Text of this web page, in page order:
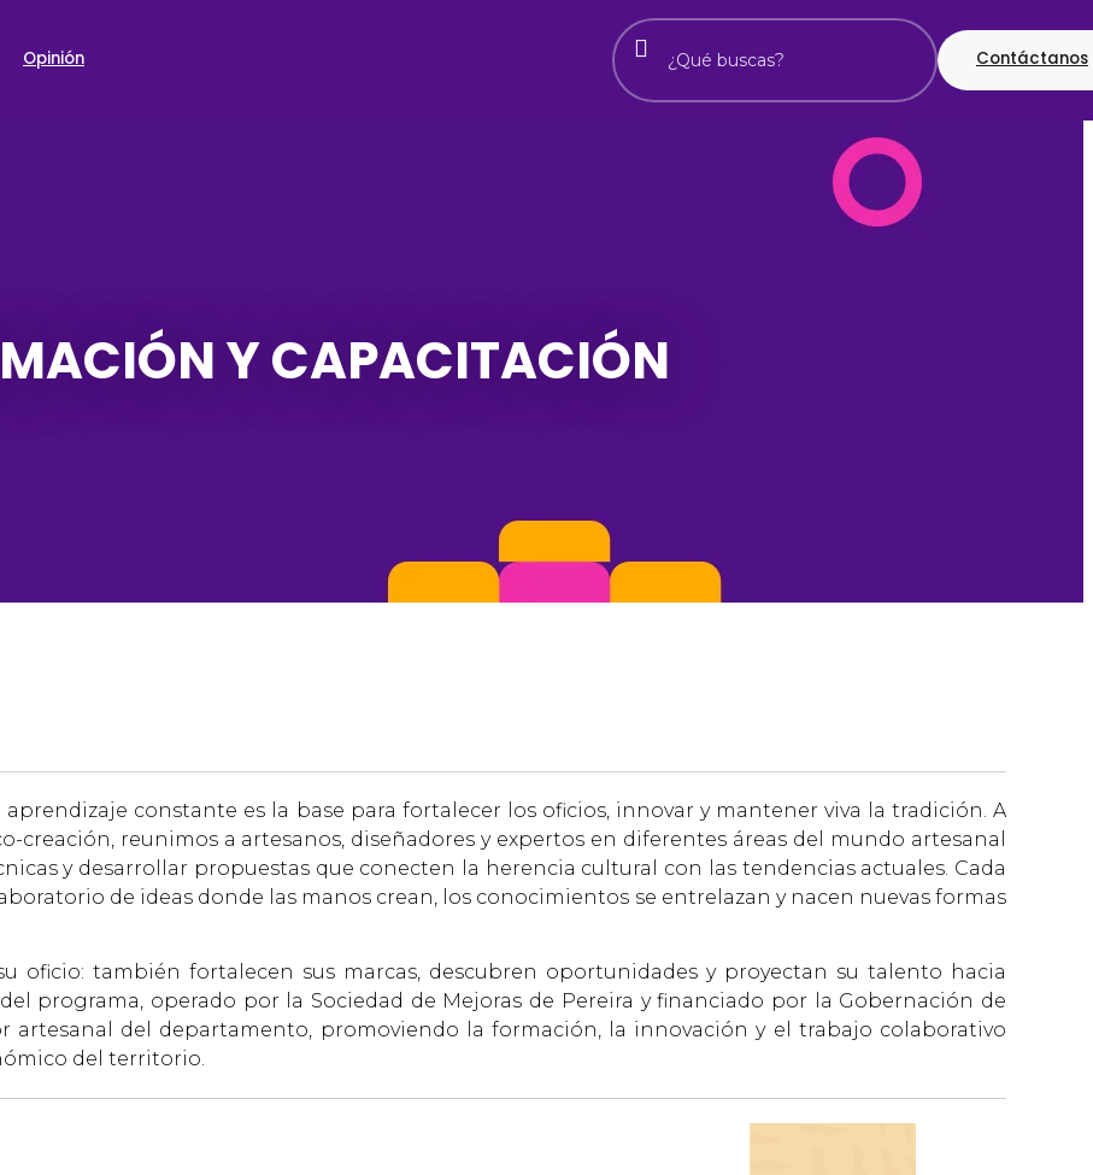
Opinión Contáctanos
Y CAPACITACIÓN
aprendizaje constante es la base para fortalecer los oficios, innovar y mantener viva la tradición. A
creación, reunimos a artesanos, diseñadores y expertos en diferentes áreas del mundo artesanal
y desarrollar propuestas que conecten la herencia cultural con las tendencias actuales. Cada
de ideas donde las manos crean, los conocimientos se entrelazan y nacen nuevas formas
oficio: también fortalecen sus marcas, descubren oportunidades y proyectan su talento hacia
programa, operado por la Sociedad de Mejoras de Pereira y financiado por la Gobernación de
artesanal del departamento, promoviendo la formación, la innovación y el trabajo colaborativo
del territorio.